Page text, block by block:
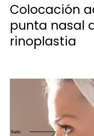
Colocación
punta nasal
rinoplastia